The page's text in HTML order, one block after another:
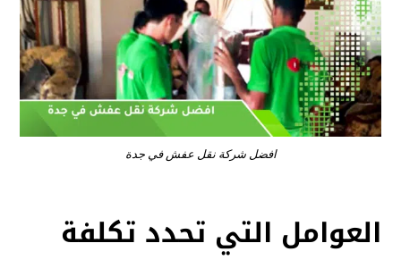
افضل شركة نقل عفش في جدة
العوامل التي تحدد تكلفة